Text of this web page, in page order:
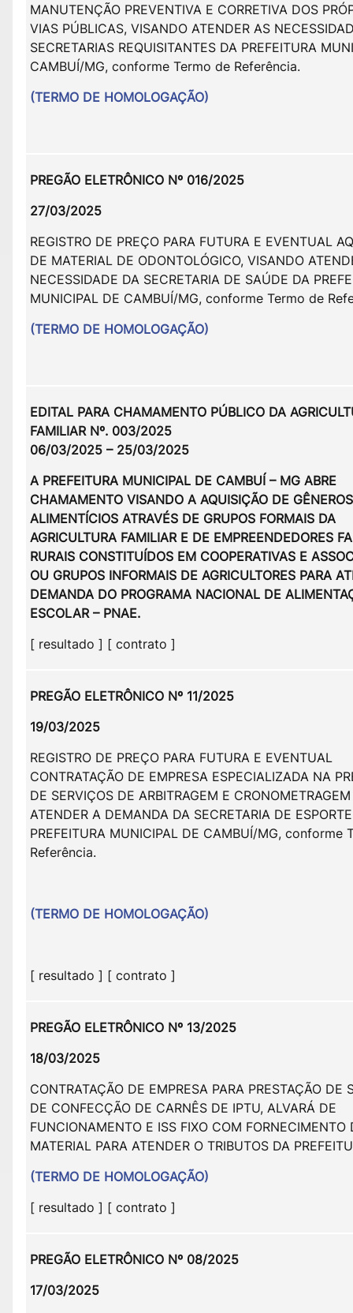
MANUTENÇÃO PREVENTIVA E CORRETIVA DOS
VIAS PÚBLICAS, VISANDO ATENDER AS
SECRETARIAS REQUISITANTES DA PREFEITURA
CAMBUÍ/MG, conforme Termo de Referência.
(TERMO DE HOMOLOGAÇÃO)
PREGÃO ELETRÔNICO Nº 016/2025
27/03/2025
REGISTRO DE PREÇO PARA FUTURA E EVENTUAL
DE MATERIAL DE ODONTOLÓGICO, VISANDO
NECESSIDADE DA SECRETARIA DE SAÚDE DA
MUNICIPAL DE CAMBUÍ/MG, conforme Termo de
(TERMO DE HOMOLOGAÇÃO)
EDITAL PARA CHAMAMENTO PÚBLICO DA
FAMILIAR Nº. 003/2025
06/03/2025 – 25/03/2025
A PREFEITURA MUNICIPAL DE CAMBUÍ – MG ABRE
CHAMAMENTO VISANDO A AQUISIÇÃO DE GÊNEROS
ALIMENTÍCIOS ATRAVÉS DE GRUPOS FORMAIS DA
AGRICULTURA FAMILIAR E DE EMPREENDEDORES
RURAIS CONSTITUÍDOS EM COOPERATIVAS E
OU GRUPOS INFORMAIS DE AGRICULTORES PARA
DEMANDA DO PROGRAMA NACIONAL DE
ESCOLAR – PNAE.
[ resultado ] [ contrato ]
PREGÃO ELETRÔNICO Nº 11/2025
19/03/2025
REGISTRO DE PREÇO PARA FUTURA E EVENTUAL
CONTRATAÇÃO DE EMPRESA ESPECIALIZADA NA
DE SERVIÇOS DE ARBITRAGEM E
ATENDER A DEMANDA DA SECRETARIA DE
PREFEITURA MUNICIPAL DE CAMBUÍ/MG, conforme
Referência.
(TERMO DE HOMOLOGAÇÃO)
[ resultado ] [ contrato ]
PREGÃO ELETRÔNICO Nº 13/2025
18/03/2025
CONTRATAÇÃO DE EMPRESA PARA PRESTAÇÃO DE
DE CONFECÇÃO DE CARNÊS DE IPTU, ALVARÁ DE
FUNCIONAMENTO E ISS FIXO COM FORNECIMENTO
MATERIAL PARA ATENDER O TRIBUTOS DA
(TERMO DE HOMOLOGAÇÃO)
[ resultado ] [ contrato ]
PREGÃO ELETRÔNICO Nº 08/2025
17/03/2025